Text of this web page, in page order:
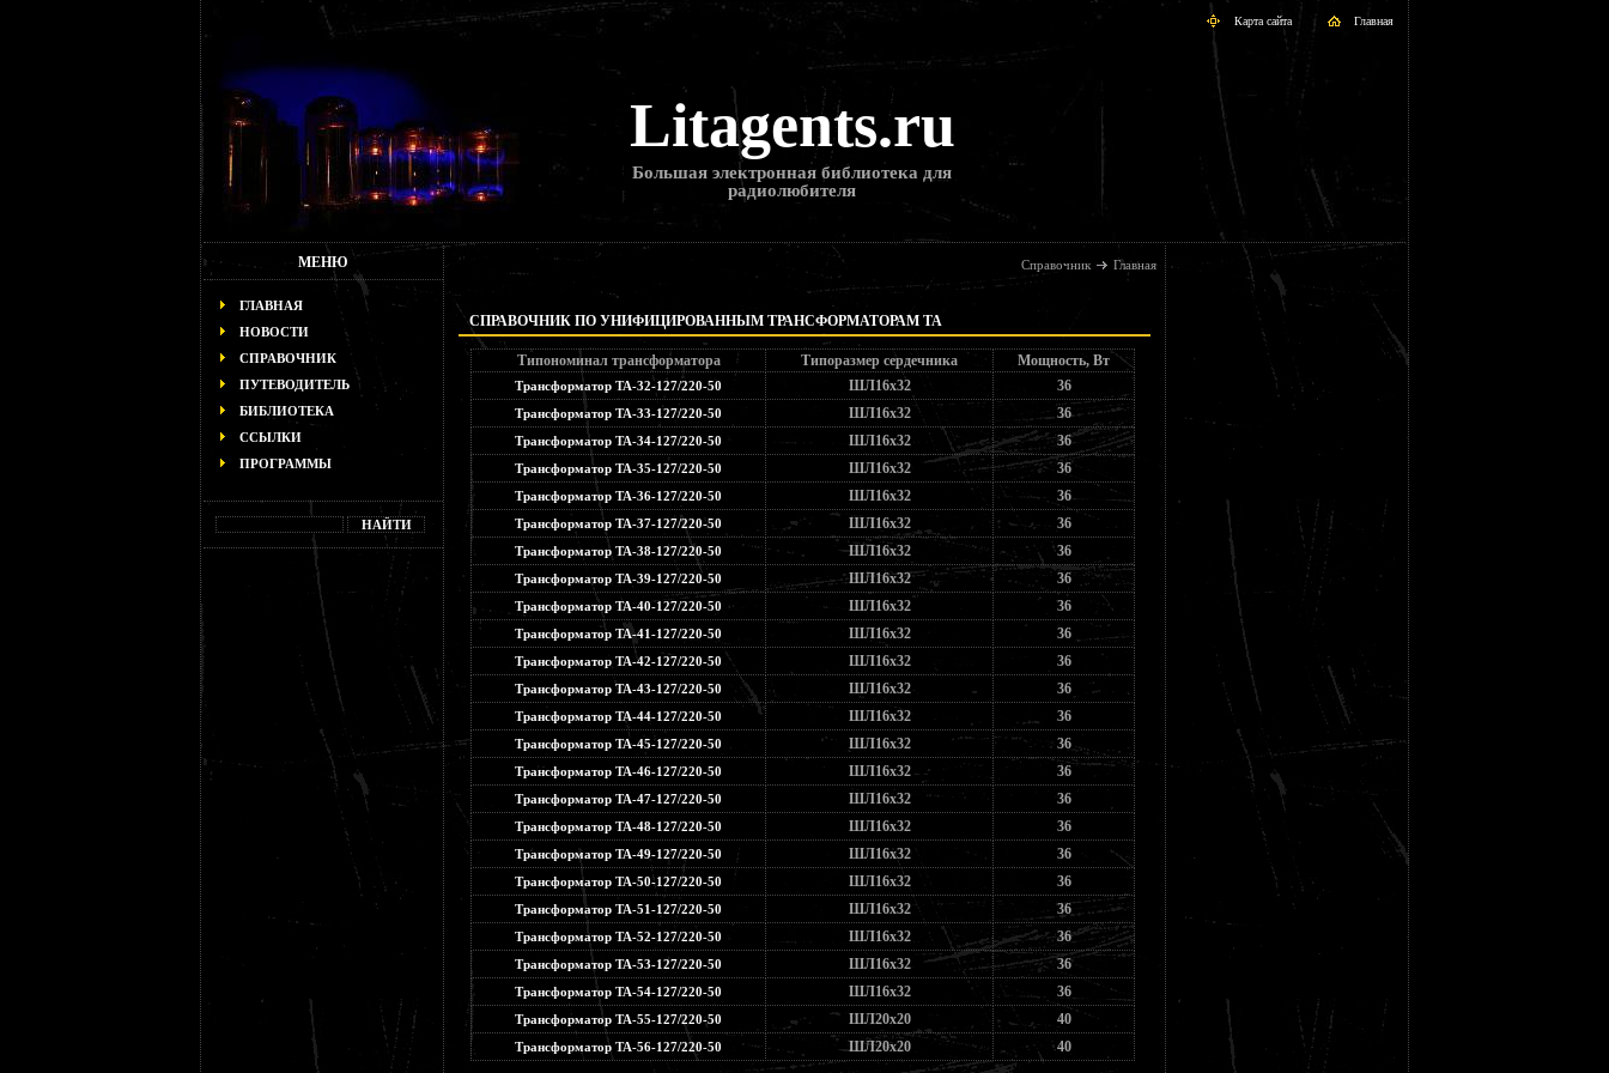
Главная
Карта сайта
Litagents.ru
Большая электронная библиотека для
радиолюбителя
МЕНЮ
ГЛАВНАЯ
НОВОСТИ
СПРАВОЧНИК
ПУТЕВОДИТЕЛЬ
БИБЛИОТЕКА
ССЫЛКИ
ПРОГРАММЫ
Справочник Главная
СПРАВОЧНИК ПО УНИФИЦИРОВАННЫМ ТРАНСФОРМАТОРАМ ТА
Типономинал трансформатора Типоразмер сердечника Мощность, Вт
Трансформатор ТА-32-127/220-50 ШЛ16х32 36
Трансформатор ТА-33-127/220-50 ШЛ16х32 36
Трансформатор ТА-34-127/220-50 ШЛ16х32 36
Трансформатор ТА-35-127/220-50 ШЛ16х32 36
Трансформатор ТА-36-127/220-50 ШЛ16х32 36
Трансформатор ТА-37-127/220-50 ШЛ16х32 36
Трансформатор ТА-38-127/220-50 ШЛ16х32 36
Трансформатор ТА-39-127/220-50 ШЛ16х32 36
Трансформатор ТА-40-127/220-50 ШЛ16х32 36
Трансформатор ТА-41-127/220-50 ШЛ16х32 36
Трансформатор ТА-42-127/220-50 ШЛ16х32 36
Трансформатор ТА-43-127/220-50 ШЛ16х32 36
Трансформатор ТА-44-127/220-50 ШЛ16х32 36
Трансформатор ТА-45-127/220-50 ШЛ16х32 36
Трансформатор ТА-46-127/220-50 ШЛ16х32 36
Трансформатор ТА-47-127/220-50 ШЛ16х32 36
Трансформатор ТА-48-127/220-50 ШЛ16х32 36
Трансформатор ТА-49-127/220-50 ШЛ16х32 36
Трансформатор ТА-50-127/220-50 ШЛ16х32 36
Трансформатор ТА-51-127/220-50 ШЛ16х32 36
Трансформатор ТА-52-127/220-50 ШЛ16х32 36
Трансформатор ТА-53-127/220-50 ШЛ16х32 36
Трансформатор ТА-54-127/220-50 ШЛ16х32 36
Трансформатор ТА-55-127/220-50 ШЛ20х20 40
Трансформатор ТА-56-127/220-50 ШЛ20х20 40